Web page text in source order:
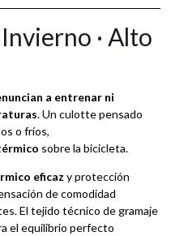
· Alto
a entrenar ni
. Un culotte pensado
o fríos,
sobre la bicicleta.
eficaz y protección
de comodidad
El tejido técnico de gramaje
el equilibrio perfecto